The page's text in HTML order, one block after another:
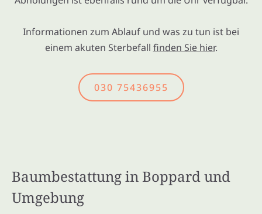
Informationen zum Ablauf und was zu tun ist bei
einem akuten Sterbefall finden Sie hier.
030 75436955
Baumbestattung in Boppard und
Umgebung